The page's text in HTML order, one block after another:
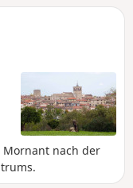
Mornant nach der